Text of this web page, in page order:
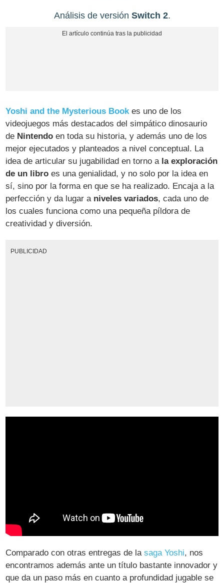
Análisis de versión Switch 2.
Yoshi and the Mysterious Bookes uno de los
videojuegos más destacados del simpático dinosaurio
de Nintendo en toda su historia, y además uno de los
mejor ejecutados y planteados a nivel conceptual. La
idea de articular su jugabilidad en torno a la exploración
de un libro es una genialidad, y no solo por la idea en
sí, sino por la forma en que se ha realizado. Encaja a la
perfección y da lugar a niveles variados, cada uno de
los cuales funciona como una pequeña píldora de
creatividad y diversión.
PUBLICIDAD
Comparado con otras entregas de lasaga Yoshi, nos
encontramos además ante un título bastante innovador y
que da un paso más en cuanto a profundidad jugable se